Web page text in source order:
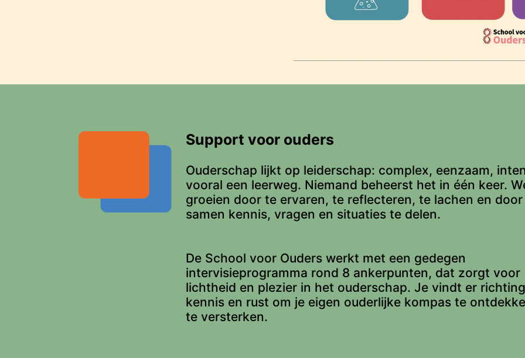
Support voor ouders
Ouderschap lijkt op leiderschap: complex, eenzaam,
vooral een leerweg. Niemand beheerst het in één keer.
groeien door te ervaren, te reflecteren, te lachen en door
samen kennis, vragen en situaties te delen.
De School voor Ouders werkt met een gedegen
intervisieprogramma rond 8 ankerpunten, dat zorgt voor
lichtheid en plezier in het ouderschap. Je vindt er
kennis en rust om je eigen ouderlijke kompas te
te versterken.